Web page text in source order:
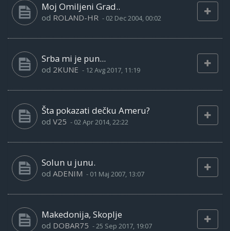
Moj Omiljeni Grad..
od ROLAND-HR - 02 Dec 2004, 00:02
Srba mi je pun...
od 2KUNE - 12 Avg 2017, 11:19
Šta pokazati dečku Ameru?
od V25 - 02 Apr 2014, 22:22
Solun u junu.
od ADENIM - 01 Maj 2007, 13:07
Makedonija, Skoplje
od DOBAR75 -25 Sep 2017, 19:07